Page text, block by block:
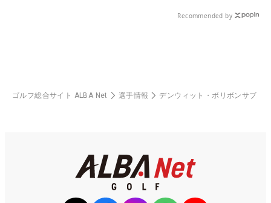
Recommended by
ゴルフ総合サイト ALBA Net 選手情報 デンウィット・ボリボンサブ